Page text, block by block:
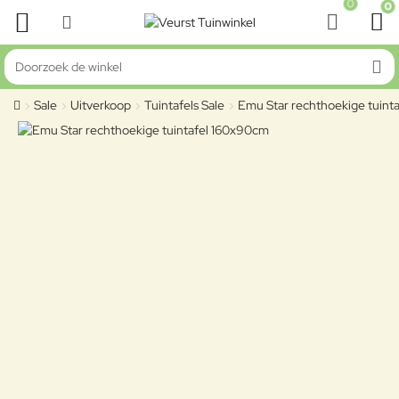
0 0
Doorzoek de winkel
home
Sale Uitverkoop Tuintafels Sale Emu Star rechthoekige